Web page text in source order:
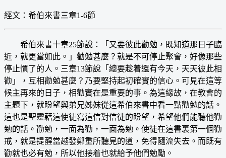
經文： 希伯來書三章1-6節
希伯來書十章25節說：「又要彼此勸勉，既知道那日子臨
近，就更當如此。」勸勉甚麼？就是不可停止聚會，好像那些
停止慣了的人。三章13節說「總要趁着還有今天，天天彼此相
勸」，互相勸勉甚麼？乃要堅持起初確實的信心。可見在這等
候主再來的日子，相勸實在是重要的事。為這緣故，在教會的
主題下，就盼望與弟兄姊妹從這希伯來書中看一點勸勉的話。
這也是聖靈藉這使徒寫這信對信徒的盼望，希望他們能聽他勸
勉的話。勸勉，一面為勸，一面為勉。使徒在這書裏第一個勸
戒，就是提醒當越發鄭重所聽見的道，免得隨流失去。而既有
勸就也必有勉，所以他接着也就給予他們勉勵。